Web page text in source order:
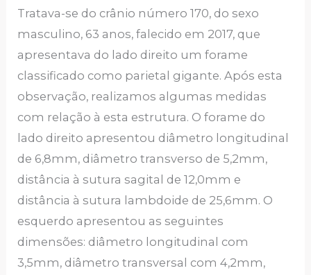
Tratava-se do crânio número 170, do sexo
masculino, 63 anos, falecido em 2017, que
apresentava do lado direito um forame
classificado como parietal gigante. Após esta
observação, realizamos algumas medidas
com relação à esta estrutura. O forame do
lado direito apresentou diâmetro longitudinal
de 6,8mm, diâmetro transverso de 5,2mm,
distância à sutura sagital de 12,0mm e
distância à sutura lambdoide de 25,6mm. O
esquerdo apresentou as seguintes
dimensões: diâmetro longitudinal com
3,5mm, diâmetro transversal com 4,2mm,